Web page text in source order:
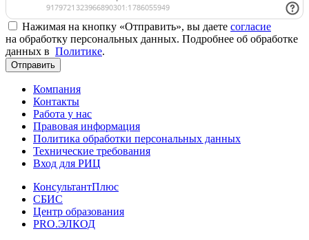
Нажимая на кнопку «Отправить», вы даете согласие
на обработку персональных данных. Подробнее об обработке
данных в Политике.
Отправить
Компания
Контакты
Работа у нас
Правовая информация
Политика обработки персональных данных
Технические требования
Вход для РИЦ
КонсультантПлюс
СБИС
Центр образования
PRO.ЭЛКОД